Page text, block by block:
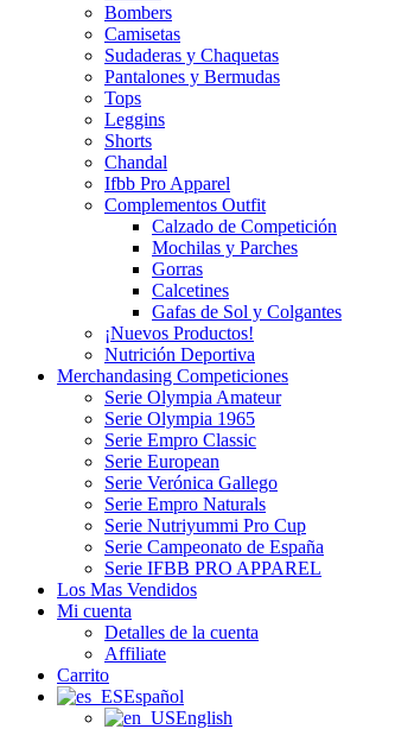
Bombers
Camisetas
Sudaderas y Chaquetas
Pantalones y Bermudas
Tops
Leggins
Shorts
Chandal
Ifbb Pro Apparel
Complementos Outfit
Calzado de Competición
Mochilas y Parches
Gorras
Calcetines
Gafas de Sol y Colgantes
¡Nuevos Productos!
Nutrición Deportiva
Merchandasing Competiciones
Serie Olympia Amateur
Serie Olympia 1965
Serie Empro Classic
Serie European
Serie Verónica Gallego
Serie Empro Naturals
Serie Nutriyummi Pro Cup
Serie Campeonato de España
Serie IFBB PRO APPAREL
Los Mas Vendidos
Mi cuenta
Detalles de la cuenta
Affiliate
Carrito
Español
English